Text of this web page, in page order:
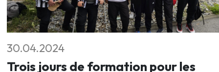
30.04.2024
Trois jours de formation pour les